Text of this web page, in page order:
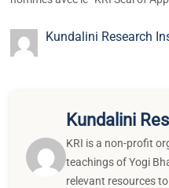
Kundalini Research
Kundalini
KRI is a non-profit
teachings of Yogi
relevant resources